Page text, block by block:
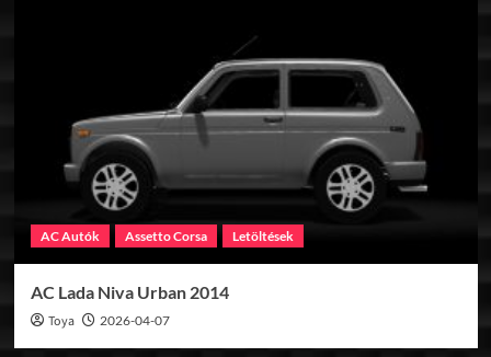
AC Autók Assetto Corsa Letöltések
AC Lada Niva Urban 2014
Toya 2026-04-07